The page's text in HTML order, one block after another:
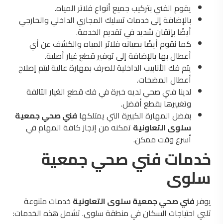
يقوم الفني بتركيب جميع أنواع فلاتر المياه.
بالإضافة إلى خدمات تسليك المجاري الداخلي والخارجي
أيضًا بإتقان شديد في تقديم الخدمة.
كما نقوم أيضًا بصيانه فلاتر المياه والكشف عن أي
أعطال بها بالإضافة إلى توفير قطع غيار أصلية.
يتم فك الأنابيب الداخلية للصرف بمهارة عالية ليتم إصلاح
أعطال المضخات.
لدينا فني صحي لديه خبرة في فك قطع الغيار التالفة
وتغييرها بقطع أفضل.
بفضل المهارة الكبيرة التي يمتلكهافني صحي جمعية
سلوى التعاونيةتمكنه من إنجاز كافة المهام في
أسرع وقت ممكن.
خدمات فني صحي جمعية
سلوى
يوفرفني صحي جمعية سلوى التعاونيةخدمات متنوعة
تلبي احتياجات السكان في منطقة سلوى. تشمل هذه الخدمات: